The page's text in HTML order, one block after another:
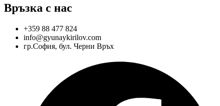
Връзка с нас
+359 88 477 824
info@gyunaykirilov.com
гр.София, бул. Черни Връх